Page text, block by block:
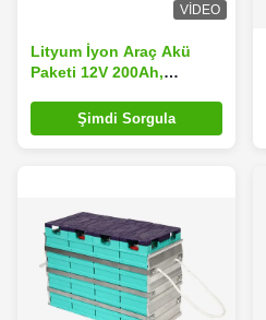
VIDEO
Lityum İyon Araç Akü
Paketi 12V 200Ah,
Şarj Edilebilir
Şimdi Sorgula